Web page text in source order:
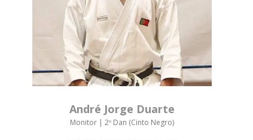
André Jorge Duarte
Monitor | 2º Dan (Cinto Negro)